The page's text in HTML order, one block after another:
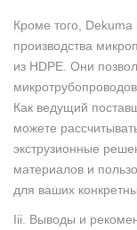
Кроме того,
производства
из HDPE. Они
Как ведущий
можете
экструзионные
материалов и
для ваших
Iii. Выводы и